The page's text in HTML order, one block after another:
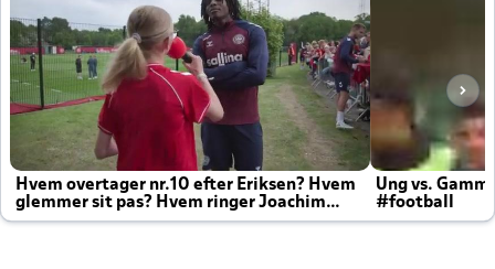
Hvem overtager nr.10 efter Eriksen? Hvem
glemmer sit pas? Hvem ringer Joachim
altid til efter kampe?
Ung vs.
#football